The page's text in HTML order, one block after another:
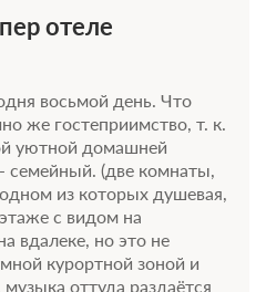
отеле
восьмой день. Что
же гостеприимство, т. к.
уютной домашней
семейный. (две комнаты,
из которых душевая,
с видом на
вдалеке, но это не
курортной зоной и
оттуда раздаётся